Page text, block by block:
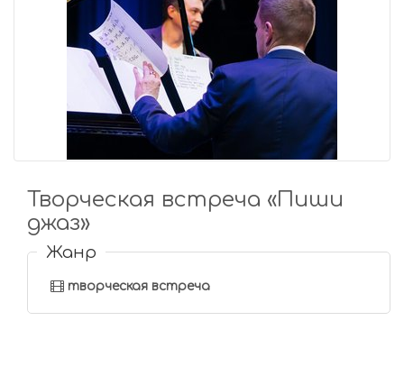
Творческая встреча «Пиши
джаз»
Жанр
творческая встреча